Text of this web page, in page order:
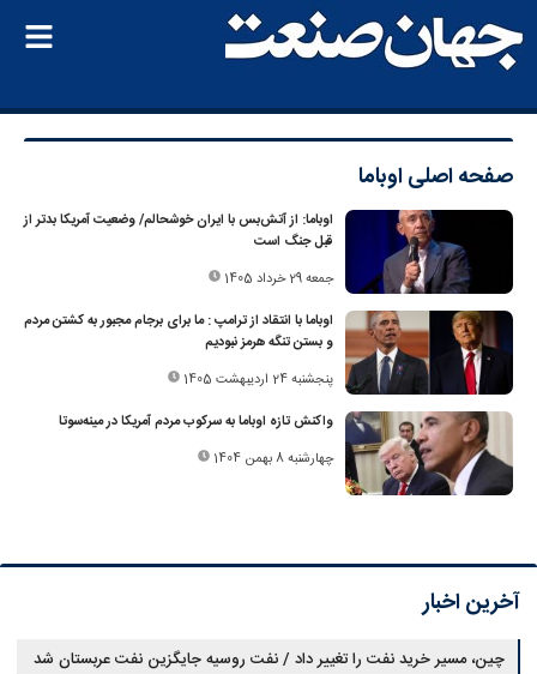
صفحه اصلیاوباما
اوباما: از آتش‌بس با ایران خوشحالم/ وضعیت آمریکا بدتر از
قبل جنگ است
جمعه 29 خرداد 1405
اوباما با انتقاد از ترامپ : ما برای برجام مجبور به کشتن مردم
و بستن تنگه هرمز نبودیم
پنجشنبه 24 اردیبهشت 1405
واکنش تازه اوباما به سرکوب مردم آمریکا در مینه‌سوتا
چهارشنبه 8 بهمن 1404
آخرین اخبار
چین، مسیر خرید نفت را تغییر داد / نفت روسیه جایگزین نفت عربستان شد